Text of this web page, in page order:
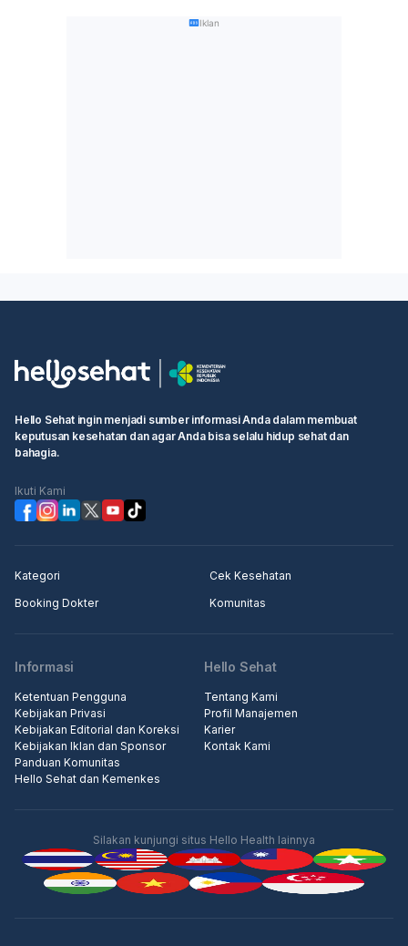
Iklan
Hello Sehat ingin menjadi sumber informasi Anda dalam membuat
keputusan kesehatan dan agar Anda bisa selalu hidup sehat dan
bahagia.
Ikuti Kami
Kategori
Cek Kesehatan
Booking Dokter
Komunitas
Informasi
Ketentuan Pengguna
Kebijakan Privasi
Kebijakan Editorial dan Koreksi
Kebijakan Iklan dan Sponsor
Panduan Komunitas
Hello Sehat dan Kemenkes
Hello Sehat
Tentang Kami
Profil Manajemen
Karier
Kontak Kami
Silakan kunjungi situs Hello Health lainnya